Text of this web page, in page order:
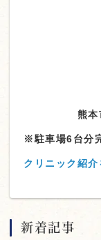
熊
※駐車場6台分
クリニック紹介
新着記事